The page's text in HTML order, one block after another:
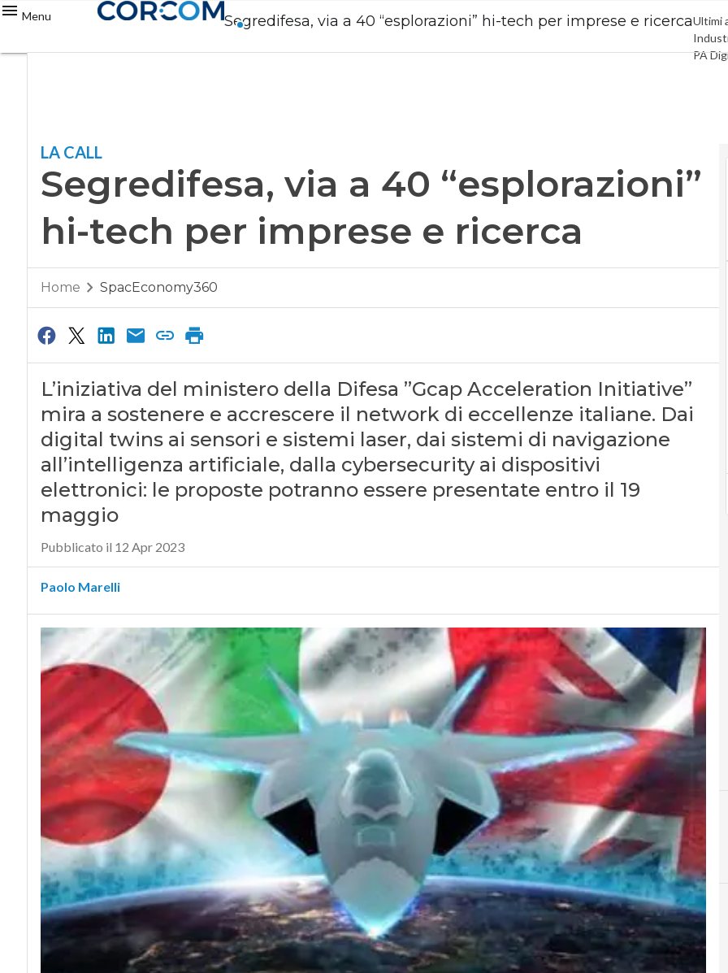
Menu Segredifesa, via a 40 “esplorazioni” hi-tech per imprese e ricercaUltimi
PA
LA CALL
Segredifesa, via a 40 “esplorazioni”
hi-tech per imprese e ricerca
Home SpacEconomy360
L’iniziativa del ministero della Difesa ”Gcap Acceleration Initiative”
mira a sostenere e accrescere il network di eccellenze italiane. Dai
digital twins ai sensori e sistemi laser, dai sistemi di navigazione
all’intelligenza artificiale, dalla cybersecurity ai dispositivi
elettronici: le proposte potranno essere presentate entro il 19
maggio
Pubblicato il 12 Apr 2023
Paolo Marelli
A
aiad